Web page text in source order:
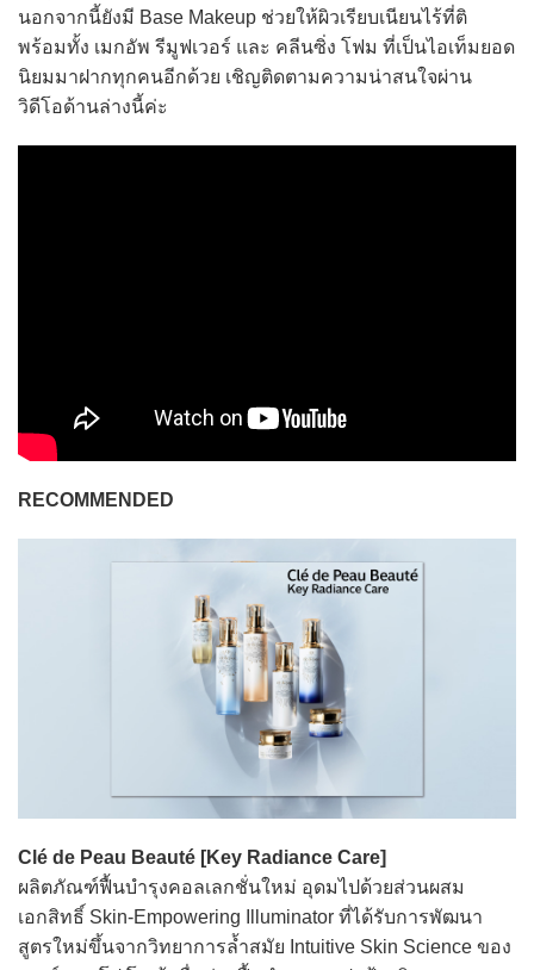
นอกจากนี้ยังมี Base Makeup ช่วยให้ผิวเรียบเนียนไร้ที่ติ
พร้อมทั้ง เมกอัพ รีมูฟเวอร์ และ คลีนซิ่ง โฟม ที่เป็นไอเท็มยอด
นิยมมาฝากทุกคนอีกด้วย เชิญติดตามความน่าสนใจผ่าน
วิดีโอด้านล่างนี้ค่ะ
RECOMMENDED
Clé de Peau Beauté [Key Radiance Care]
ผลิตภัณฑ์ฟื้นบำรุงคอลเลกชั่นใหม่ อุดมไปด้วยส่วนผสม
เอกสิทธิ์ Skin-Empowering Illuminator ที่ได้รับการพัฒนา
สูตรใหม่ขึ้นจากวิทยาการล้ำสมัย Intuitive Skin Science ของ